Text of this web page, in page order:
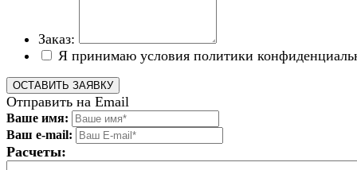
Заказ:
Я принимаю условия политики
Отправить на Email
Ваше имя:
Ваш e-mail:
Расчеты: